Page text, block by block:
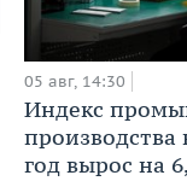
05 авг, 14:30
Индекс
производства
год вырос на